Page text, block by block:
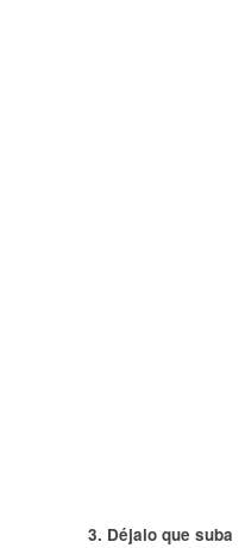
3. Déjalo que suba